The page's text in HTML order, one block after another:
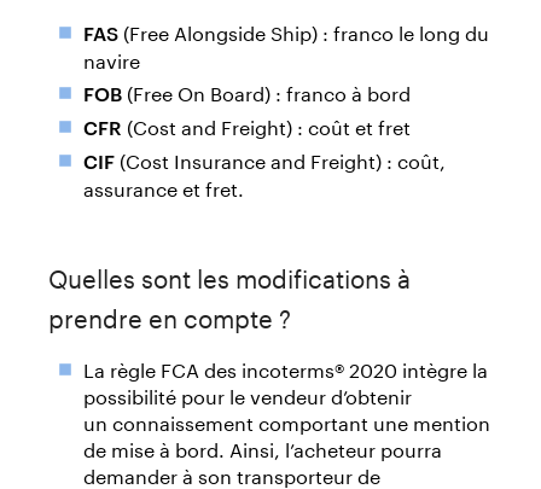
FAS (Free Alongside Ship) : franco le long du
navire
FOB (Free On Board) : franco à bord
CFR (Cost and Freight) : coût et fret
CIF (Cost Insurance and Freight) : coût,
assurance et fret.
Quelles sont les modifications à
prendre en compte ?
La règle FCA des incoterms® 2020 intègre la
possibilité pour le vendeur d’obtenir
un connaissement comportant une mention
de mise à bord. Ainsi, l’acheteur pourra
demander à son transporteur de